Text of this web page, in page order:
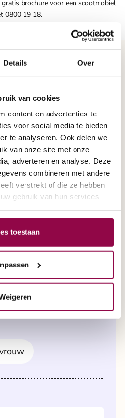
Details Over
van cookies
content en advertenties te
voor social media te bieden
te analyseren. Ook delen we
van onze site met onze
adverteren en analyse. Deze
combineren met andere
verstrekt of die ze hebben
gebruik van hun services.
toestaan
brochure voor een scootmobiel
0800 19 18.
aanvragen?
gewenste
zijn mogelijk:
Swapa ZIP